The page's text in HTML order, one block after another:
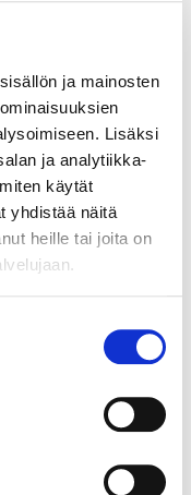
ja mainosten
Lisäksi
ja analytiikka-
käytät
yhdistää näitä
heille tai joita on
2000, 5678, Ø